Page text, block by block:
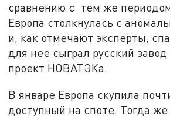
сравнению с тем же
Европа столкнулась с
и, как отмечают эксперты,
для нее сыграл русский
проект НОВАТЭКа.
В январе Европа скупила
доступный на споте. Тогда